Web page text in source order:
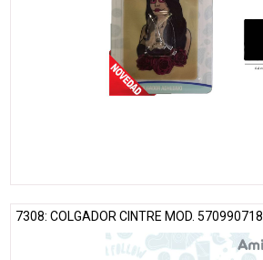
7308: COLGADOR CINTRE MOD. 570990718